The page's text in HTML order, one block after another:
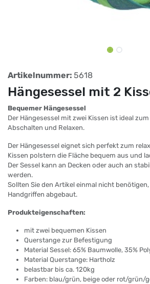
Artikelnummer: 5618
Hängesessel mit 2
Bequemer Hängesessel
Der Hängesessel mit zwei Kissen ist ideal
Abschalten und Relaxen.
Der Hängesessel eignet sich perfekt zum
Kissen polstern die Fläche bequem aus und
Der Sessel kann an Decken oder auch an
werden.
Sollten Sie den Artikel einmal nicht
Handgriffen abgebaut.
Produkteigenschaften:
mit zwei bequemen Kissen
Querstange zur Befestigung
Material Sessel: 65% Baumwolle, 35%
Material Querstange: Hartholz
belastbar bis ca. 120kg
Farben: blau/grün, beige oder rot/grün/